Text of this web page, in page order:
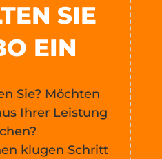
SIE
EIN
Sie? Möchten
Ihrer Leistung
klugen Schritt